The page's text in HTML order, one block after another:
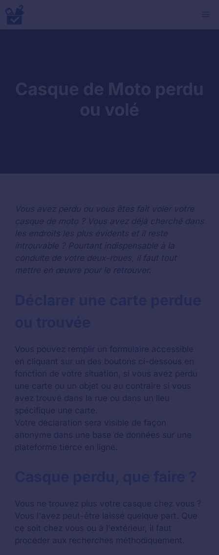
Aller
au
contenu
Casque de Moto perdu
ou volé
Vous avez perdu ou vous êtes fait voler votre
casque de moto ? Vous avez déjà cherché dans
les endroits les plus évidents et il reste
introuvable ? Pourtant indispensable à la
conduite de votre deux-roues, il faut tout
mettre en œuvre pour le retrouver.
Vous pouvez remplir un formulaire accessible
en cliquant sur un des boutons ci-dessous en
fonction de votre situation, si vous avez perdu
une carte ou un objet ou au contraire si vous
avez trouvé dans la rue ou dans un lieu
spécifique une carte.
Votre déclaration sera visible de façon
anonyme dans une base de données sur une
plateforme tierce en ligne.
Vous ne trouvez plus votre casque chez vous ?
Vous l'avez peut-être laissé quelque part. Que
ce soit chez vous ou à l'extérieur, il faut
procéder aux recherches méthodiquement.